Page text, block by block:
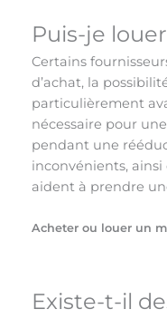
Puis-je
Certains
d’achat, la
particulièrement
nécessaire pour
pendant une
inconvénients, ainsi
aident à prendre
Acheter ou louer un
Existe-t-il